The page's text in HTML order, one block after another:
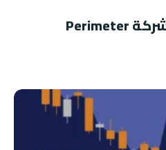
تراجع حاد في أسهم شركة Perimeter